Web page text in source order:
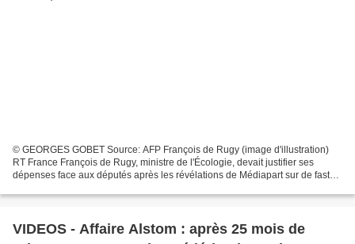
© GEORGES GOBET Source: AFP François de Rugy (image d'illustration)
RT France François de Rugy, ministre de l'Écologie, devait justifier ses
dépenses face aux députés après les révélations de Médiapart sur de fastes
VIDEOS - Affaire Alstom : après 25 mois de